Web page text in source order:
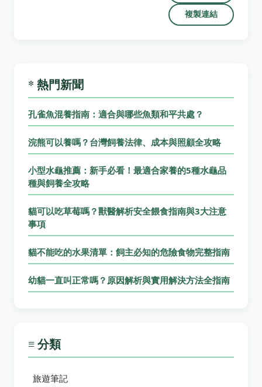
複製連結
* 熱門新聞
孔雀魚混養指南：適合與哪些魚類和平共處？
浣熊可以養嗎？台灣飼養法律、成本與照顧全攻略
小型水龜推薦：新手必看！最適合家養的5種水龜品
種與飼養全攻略
貓可以吃草莓嗎？獸醫解析安全餵食指南與3大注意
事項
貓不能吃的水果清單：飼主必知的危險食物完整指南
幼貓一直叫正常嗎？原因解析與實用解決方法全指南
≡ 分類
旅遊筆記